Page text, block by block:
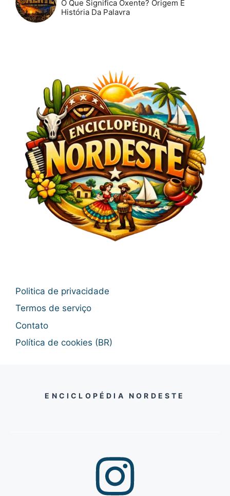
O Que Significa Oxente? Origem E
História Da Palavra
Politica de privacidade
Termos de serviço
Contato
Política de cookies (BR)
ENCICLOPÉDIA NORDESTE